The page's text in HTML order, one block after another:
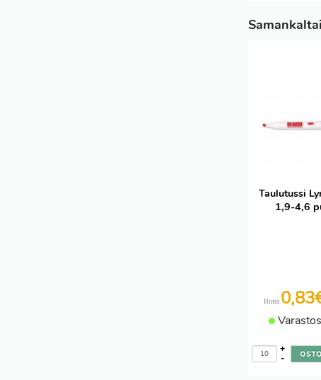
Taulutussi
1,9-4,6
Hinta
-
+